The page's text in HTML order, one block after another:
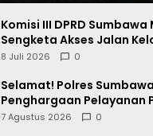
Komisi III DPRD Sumbawa
Sengketa Akses Jalan
Dua
8 Juli 2026 0
Selamat! Polres
Penghargaan Pelayanan
Kapolri
7 Agustus 2026 0